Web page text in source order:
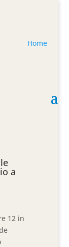
Home
a
12 in